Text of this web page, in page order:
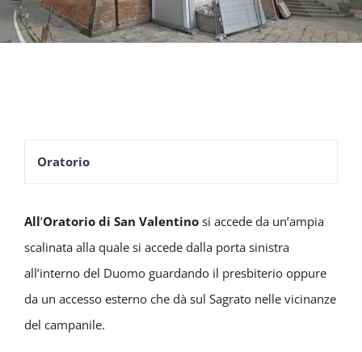
Oratorio
All’Oratorio di San Valentinosi accede da un’ampia
scalinata alla quale si accede dalla porta sinistra
all’interno del Duomo guardando il presbiterio oppure
da un accesso esterno che dà sul Sagrato nelle vicinanze
del campanile.